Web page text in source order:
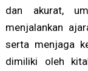
dan akurat,
menjalankan
serta menjaga
dimiliki oleh